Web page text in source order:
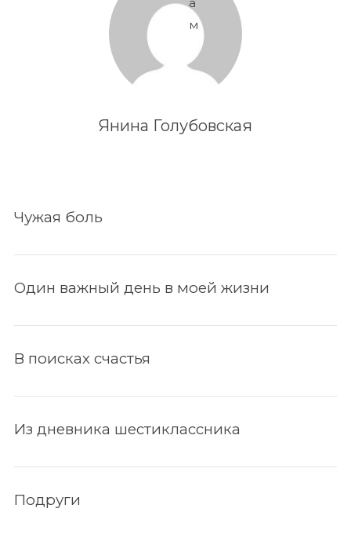
м
Янина Голубовская
Чужая боль
Один важный день в моей жизни
В поисках счастья
Из дневника шестиклассника
Подруги